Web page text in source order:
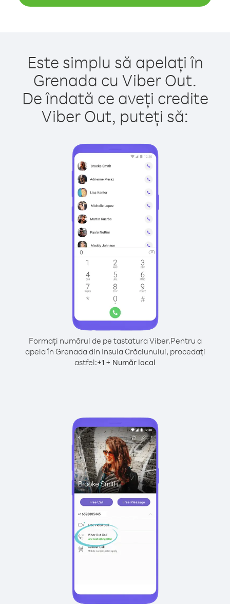
Este simplu să apelați în
Grenada cu Viber Out.
De îndată ce aveți credite
Viber Out, puteți să:
Formați numărul de pe tastatura Viber.Pentru a
apela în Grenada din Insula Crăciunului, procedați
astfel:+1 + Număr local